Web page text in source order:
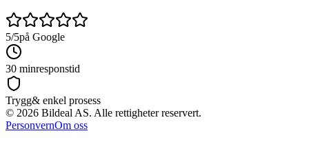
5/5på Google
30 minresponstid
Trygg& enkel prosess
© 2026 Bildeal AS. Alle rettigheter reservert.
PersonvernOm oss